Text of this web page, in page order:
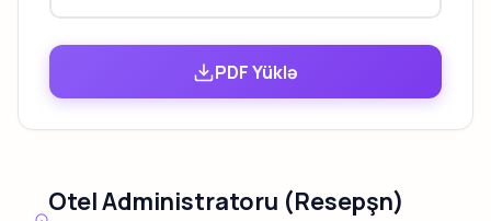
PDF Yüklə
Otel Administratoru (Resepşn)